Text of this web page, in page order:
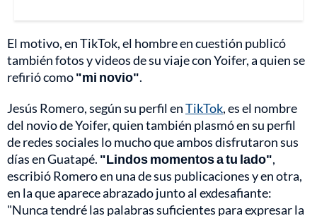
El motivo, en TikTok, el hombre en cuestión publicó
también fotos y videos de su viaje con Yoifer, a quien se
refirió como"mi novio".
Jesús Romero, según su perfil enTikTok, es el nombre
del novio de Yoifer, quien también plasmó en su perfil
de redes sociales lo mucho que ambos disfrutaron sus
días en Guatapé. "Lindos momentos a tu lado",
escribió Romero en una de sus publicaciones y en otra,
en la que aparece abrazado junto al exdesafiante:
"Nunca tendré las palabras suficientes para expresar la